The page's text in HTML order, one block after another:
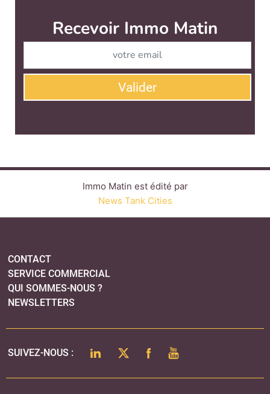
Immo Matin est édité par
QUI SOMMES-NOUS ?
LINKEDINTWITTERFACEBOOK
YOUTUBE
MENTIONS LÉGALES
POLITIQUE DE CONFIDENTIALITÉ
COOKIES